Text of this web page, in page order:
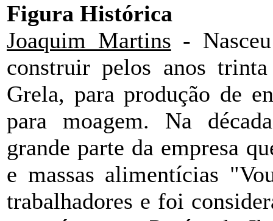
Figura Histórica
Joaquim Martins -
construir pelos anos
Grela, para produção de
para moagem. Na
grande parte da empresa
e massas alimentícias
trabalhadores e foi